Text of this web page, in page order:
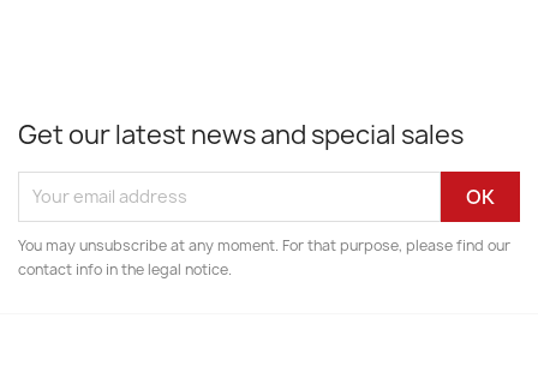
Get our latest news and special sales
You may unsubscribe at any moment. For that purpose, please find our
contact info in the legal notice.